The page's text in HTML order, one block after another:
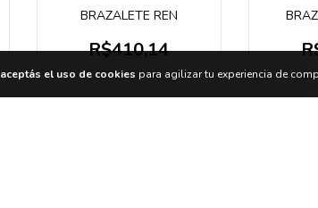
aceptás el uso de cookies para agilizar tu experiencia de
BRAZALETE REN
R$410,14